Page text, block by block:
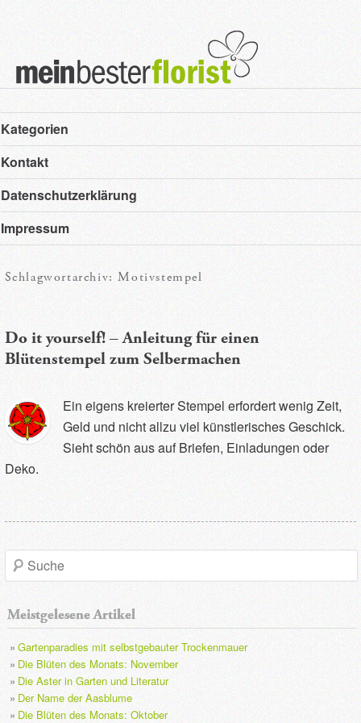
Hauptmenü
Zum
primären
Inhalt
springen
Zum
sekundären
Inhalt
springen
Kategorien
Kontakt
Datenschutzerklärung
Impressum
Schlagwortarchiv:Motivstempel
Do it yourself! – Anleitung für einen
Blütenstempel zum Selbermachen
Ein eigens kreierter Stempel erfordert wenig Zeit,
Geld und nicht allzu viel künstlerisches Geschick.
Sieht schön aus auf Briefen, Einladungen oder
Deko.
S
c
h
e
Meistgelesene Artikel
Gartenparadies mit selbstgebauter Trockenmauer
Die Blüten des Monats: November
Die Aster in Garten und Literatur
Der Name der Aasblume
Die Blüten des Monats: Oktober